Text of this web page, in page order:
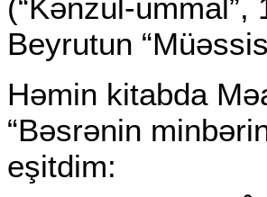
(“Kənzül-
Beyrutun
Həmin kitabda
“Bəsrənin
eşitdim: